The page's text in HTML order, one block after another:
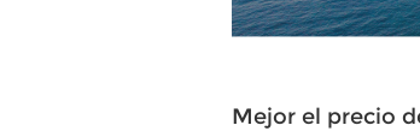
Mejor el precio